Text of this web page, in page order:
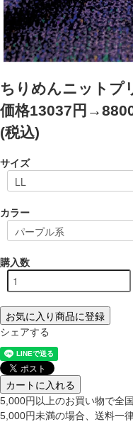
ちりめんニット
価格13037円
(税込)
サイズ
カラー
購入数
お気に入り商品に登録
シェアする
カートに入れる
5,000円以上のお買い物で全
5,000円未満の場合、送料一